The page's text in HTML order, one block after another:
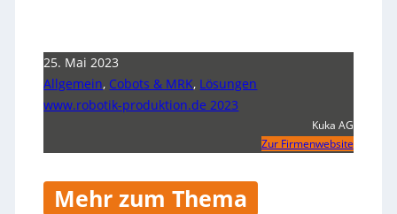
25. Mai 2023
Allgemein, Cobots & MRK, Lösungen
www.robotik-produktion.de 2023
Kuka AG
Zur Firmenwebsite
Mehr zum Thema